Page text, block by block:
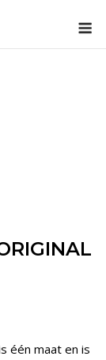
één maat en is